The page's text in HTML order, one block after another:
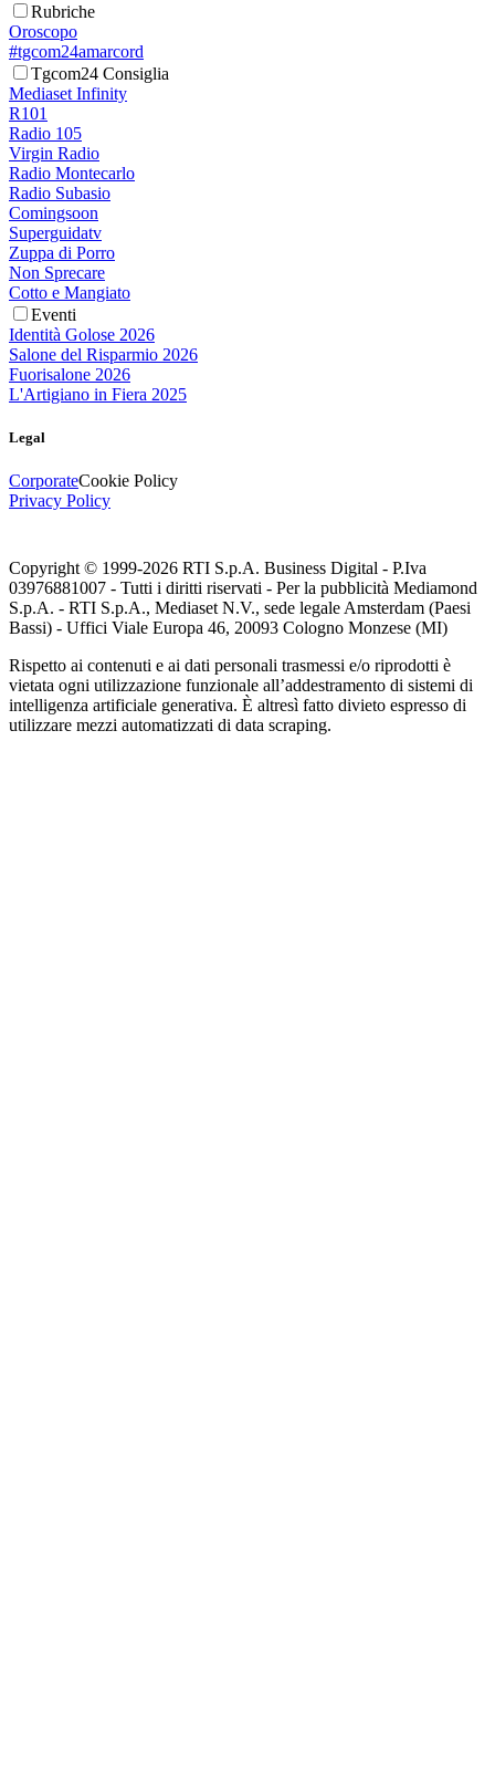
Rubriche
Oroscopo
#tgcom24amarcord
Tgcom24 Consiglia
Mediaset Infinity
R101
Radio 105
Virgin Radio
Radio Montecarlo
Radio Subasio
Comingsoon
Superguidatv
Zuppa di Porro
Non Sprecare
Cotto e Mangiato
Eventi
Identità Golose 2026
Salone del Risparmio 2026
Fuorisalone 2026
L'Artigiano in Fiera 2025
Legal
CorporateCookie Policy
Privacy Policy
Copyright © 1999-2026 RTI S.p.A. Business Digital - P.Iva
03976881007 - Tutti i diritti riservati - Per la pubblicità Mediamond
S.p.A. - RTI S.p.A., Mediaset N.V., sede legale Amsterdam (Paesi
Bassi) - Uffici Viale Europa 46, 20093 Cologno Monzese (MI)
Rispetto ai contenuti e ai dati personali trasmessi e/o riprodotti è
vietata ogni utilizzazione funzionale all’addestramento di sistemi di
intelligenza artificiale generativa. È altresì fatto divieto espresso di
utilizzare mezzi automatizzati di data scraping.